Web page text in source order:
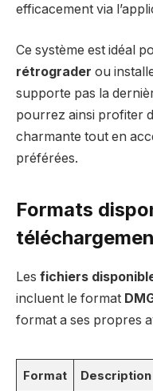
efficacement via
Ce système est idéal
rétrograder ou
supporte pas la
pourrez ainsi profiter
charmante tout en
préférées.
Formats
Les fichiers
incluent le format
format a ses propres
Format Description